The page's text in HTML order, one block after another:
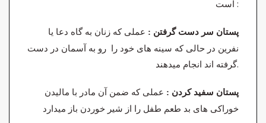
است :
پستان سر دست گرفتن : عملی که زنان به گاه دعا یا
نفرین در حالی که سینه های خود را رو به آسمان در دست
گرفته اند انجام میدهند.
پستان سفید کردن : عملی که ضمن آن مادر با مالیدن
خوراکی های بد طعم طفل را از شیر خوردن باز میدارد